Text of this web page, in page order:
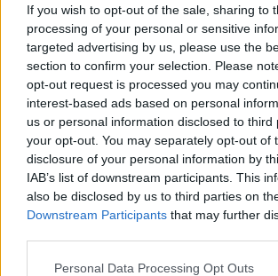
If you wish to opt-out of the sale, sharing to
processing of your personal or sensitive
targeted advertising by us, please use the
section to confirm your selection. Please
opt-out request is processed you may
interest-based ads based on personal
us or personal information disclosed to third
your opt-out. You may separately opt-out of
disclosure of your personal information by
IAB’s list of downstream participants. This
also be disclosed by us to third parties on
Downstream Participants that may further
Personal Data Processing Opt Outs
TAIP PAT
Technologijos
Proveržis kosmoso
moksle: galingiausias
teleskopas užfiksavo
istorinius Saulės
Verslas
„Enefit“
pareigas